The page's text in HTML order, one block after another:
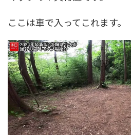
ここは車で入ってこれます。